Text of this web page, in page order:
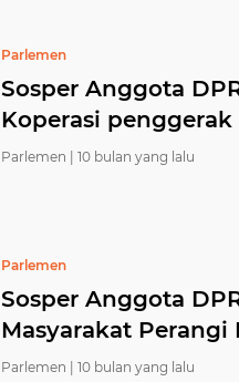
Parlemen
Sosper Anggota
Koperasi
Parlemen | 10 bulan yang lalu
Parlemen
Sosper Anggota
Masyarakat Perangi
Parlemen | 10 bulan yang lalu